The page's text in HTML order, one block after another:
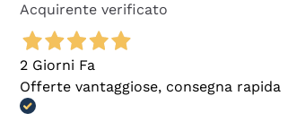
Acquirente verificato
2 Giorni Fa
Offerte vantaggiose, consegna rapida